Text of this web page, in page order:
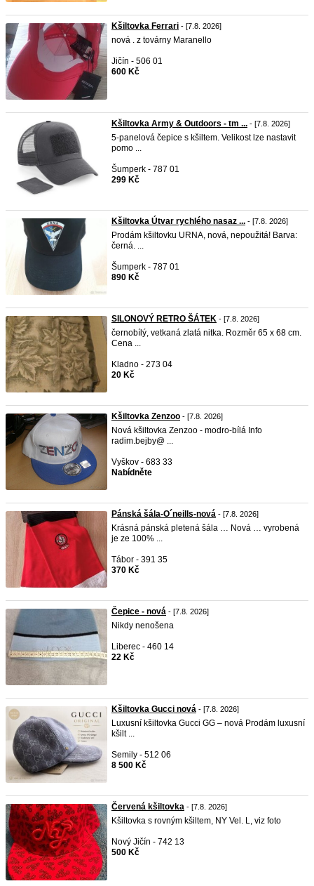
Kšiltovka Ferrari - [7.8. 2026]
nová . z továrny Maranello
Jičín - 506 01
600 Kč
Kšiltovka Army & Outdoors - tm ... - [7.8. 2026]
5-panelová čepice s kšiltem. Velikost lze nastavit
pomo ...
Šumperk - 787 01
299 Kč
Kšiltovka Útvar rychlého nasaz ... - [7.8. 2026]
Prodám kšiltovku URNA, nová, nepoužitá! Barva:
černá. ...
Šumperk - 787 01
890 Kč
SILONOVÝ RETRO ŠÁTEK - [7.8. 2026]
černobílý, vetkaná zlatá nitka. Rozměr 65 x 68 cm.
Cena ...
Kladno - 273 04
20 Kč
Kšiltovka Zenzoo - [7.8. 2026]
Nová kšiltovka Zenzoo - modro-bílá Info
radim.bejby@ ...
Vyškov - 683 33
Nabídněte
Pánská šála-O´neills-nová - [7.8. 2026]
Krásná pánská pletená šála … Nová … vyrobená
je ze 100% ...
Tábor - 391 35
370 Kč
Čepice - nová - [7.8. 2026]
Nikdy nenošena
Liberec - 460 14
22 Kč
Kšiltovka Gucci nová - [7.8. 2026]
Luxusní kšiltovka Gucci GG – nová Prodám luxusní
kšilt ...
Semily - 512 06
8 500 Kč
Červená kšiltovka - [7.8. 2026]
Kšiltovka s rovným kšiltem, NY Vel. L, viz foto
Nový Jičín - 742 13
500 Kč